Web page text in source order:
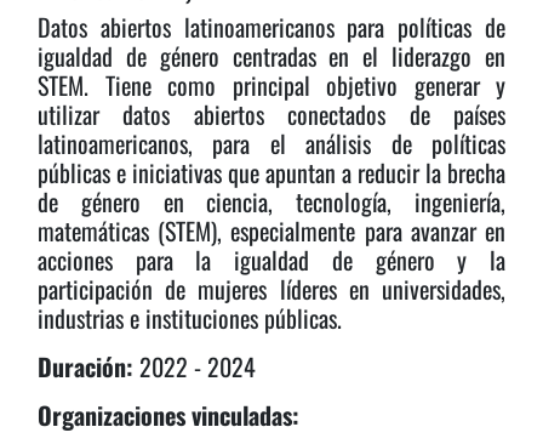
Datos abiertos latinoamericanos para políticas de
igualdad de género centradas en el liderazgo en
STEM. Tiene como principal objetivo generar y
utilizar datos abiertos conectados de países
latinoamericanos, para el análisis de políticas
públicas e iniciativas que apuntan a reducir la brecha
de género en ciencia, tecnología, ingeniería,
matemáticas (STEM), especialmente para avanzar en
acciones para la igualdad de género y la
participación de mujeres líderes en universidades,
industrias e instituciones públicas.
Duración: 2022 - 2024
Organizaciones vinculadas: